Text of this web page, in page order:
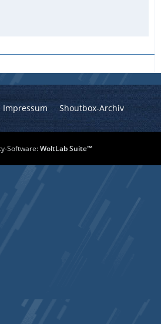
Impressum Shoutbox-Archiv
Software:WoltLab Suite™